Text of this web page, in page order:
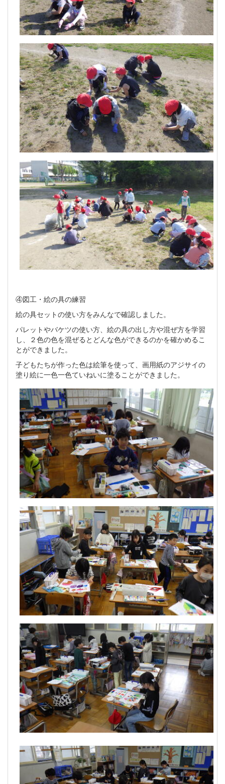
④図工・絵の具の練習
絵の具セットの使い方をみんなで確認しました。
パレットやバケツの使い方、絵の具の出し方や混ぜ方を学習
し、２色の色を混ぜるとどんな色ができるのかを確かめるこ
とができました。
子どもたちが作った色は絵筆を使って、画用紙のアジサイの
塗り絵に一色一色ていねいに塗ることができました。